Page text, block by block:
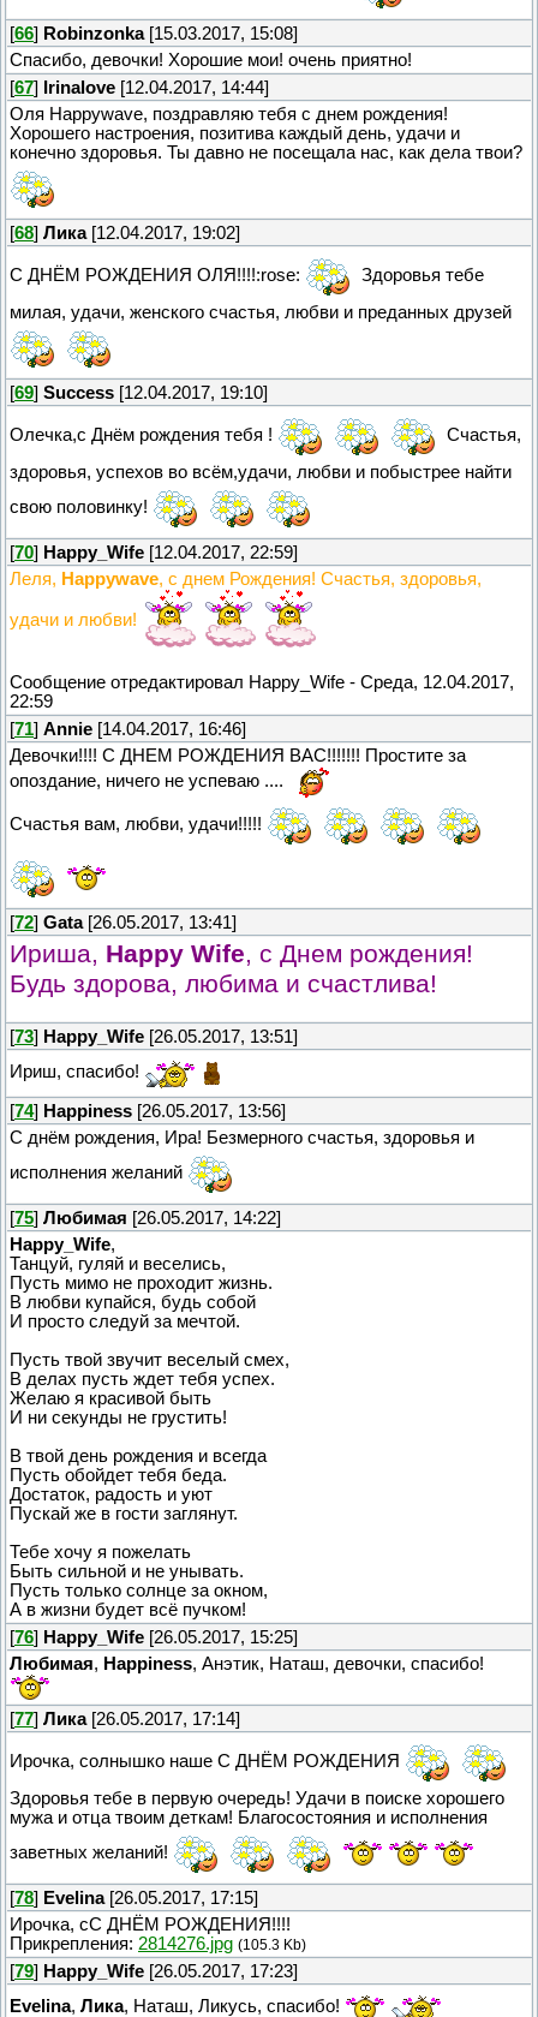
[66] Robinzonka[15.03.2017, 15:08]
Спасибо, девочки! Хорошие мои! очень приятно!
[67] Irinalove [12.04.2017, 14:44]
Оля Happywave, поздравляю тебя с днем рождения!
Хорошего настроения, позитива каждый день, удачи и
конечно здоровья. Ты давно не посещала нас, как дела твои?
[68] Лика[12.04.2017, 19:02]
С ДНЁМ РОЖДЕНИЯ ОЛЯ!!!!:rose:
Здоровья тебе
милая, удачи, женского счастья, любви и преданных друзей
[69] Success [12.04.2017, 19:10]
Олечка,с Днём рождения тебя !
Счастья,
здоровья, успехов во всём,удачи, любви и побыстрее найти
свою половинку!
[70] Happy_Wife [12.04.2017, 22:59]
Леля, Happywave, с днем Рождения! Счастья, здоровья,
удачи и любви!
Сообщение отредактировал Happy_Wife - Среда, 12.04.2017,
22:59
[71] Annie [14.04.2017, 16:46]
Девочки!!!! С ДНЕМ РОЖДЕНИЯ ВАС!!!!!!! Простите за
опоздание, ничего не успеваю ....
Счастья вам, любви, удачи!!!!!
[72] Gata[26.05.2017, 13:41]
Ириша, Happy Wife, с Днем рождения!
Будь здорова, любима и счастлива!
[73] Happy_Wife [26.05.2017, 13:51]
Ириш, спасибо!
[74] Happiness [26.05.2017, 13:56]
С днём рождения, Ира! Безмерного счастья, здоровья и
исполнения желаний
[75] Любимая [26.05.2017, 14:22]
Happy_Wife,
Танцуй, гуляй и веселись,
Пусть мимо не проходит жизнь.
В любви купайся, будь собой
И просто следуй за мечтой.
Пусть твой звучит веселый смех,
В делах пусть ждет тебя успех.
Желаю я красивой быть
И ни секунды не грустить!
В твой день рождения и всегда
Пусть обойдет тебя беда.
Достаток, радость и уют
Пускай же в гости заглянут.
Тебе хочу я пожелать
Быть сильной и не унывать.
Пусть только солнце за окном,
А в жизни будет всё пучком!
[76] Happy_Wife [26.05.2017, 15:25]
Любимая, Happiness, Анэтик, Наташ, девочки, спасибо!
[77] Лика[26.05.2017, 17:14]
Ирочка, солнышко наше С ДНЁМ РОЖДЕНИЯ
Здоровья тебе в первую очередь! Удачи в поиске хорошего
мужа и отца твоим деткам! Благосостояния и исполнения
заветных желаний!
[78] Evelina[26.05.2017, 17:15]
Ирочка, сС ДНЁМ РОЖДЕНИЯ!!!!
Прикрепления: 2814276.jpg (105.3 Kb)
[79] Happy_Wife [26.05.2017, 17:23]
Evelina, Лика, Наташ, Ликусь, спасибо!